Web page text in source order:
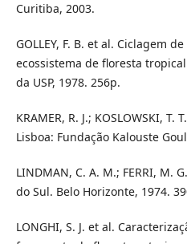
Curitiba, 2003.
GOLLEY, F. B. et al. Ciclagem
ecossistema de floresta
da USP, 1978. 256p.
KRAMER, R. J.; KOSLOWSKI,
Lisboa: Fundação Kalouste
LINDMAN, C. A. M.; FERRI, M.
do Sul. Belo Horizonte, 1974.
LONGHI, S. J. et al.